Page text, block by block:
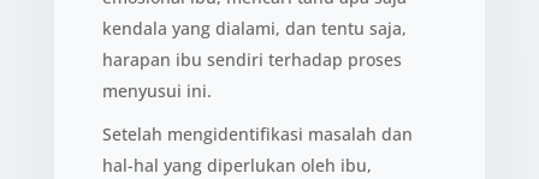
kendala yang dialami, dan tentu saja,
harapan ibu sendiri terhadap proses
menyusui ini.
Setelah mengidentifikasi masalah dan
hal-hal yang diperlukan oleh ibu,